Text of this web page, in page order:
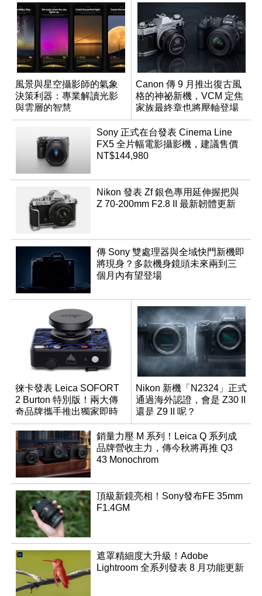
風景與星空攝影師的氣象
決策利器：專業解讀光影
與雲層的智慧
App「Atmos」登場
Canon 傳 9 月推出復古風
格的神祕新機，VCM 定焦
家族最終章也將壓軸登場
Sony 正式在台發表 Cinema Line
FX5 全片幅電影攝影機，建議售價
NT$144,980
Nikon 發表 Zf 銀色專用延伸握把與
Z 70-200mm F2.8 II 最新韌體更新
傳 Sony 雙處理器與全域快門新機即
將現身？多款機身鏡頭未來兩到三
個月內有望登場
徠卡發表 Leica SOFORT
2 Burton 特別版！兩大傳
奇品牌攜手推出獨家即時
成像相機
Nikon 新機「N2324」正式
通過海外認證，會是 Z30 II
還是 Z9 II 呢？
銷量力壓 M 系列！Leica Q 系列成
品牌營收主力，傳今秋將再推 Q3
43 Monochrom
頂級新鏡亮相！Sony發布FE 35mm
F1.4GM
遮罩精細度大升級！Adobe
Lightroom 全系列發表 8 月功能更新